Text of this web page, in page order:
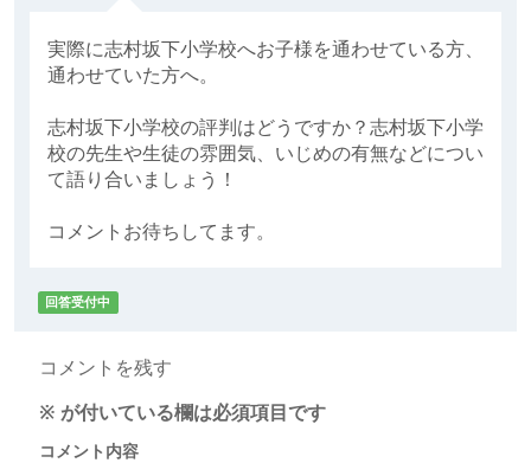
実際に志村坂下小学校へお子様を通わせている方、
通わせていた方へ。
志村坂下小学校の評判はどうですか？志村坂下小学
校の先生や生徒の雰囲気、いじめの有無などについ
て語り合いましょう！
コメントお待ちしてます。
回答受付中
コメントを残す
※ が付いている欄は必須項目です